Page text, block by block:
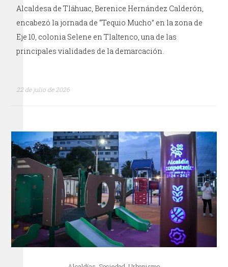
Alcaldesa de Tláhuac, Berenice Hernández Calderón,
encabezó la jornada de “Tequio Mucho” en la zona de
Eje 10, colonia Selene en Tlaltenco, una de las
principales vialidades de la demarcación.
22 de julio de 2026